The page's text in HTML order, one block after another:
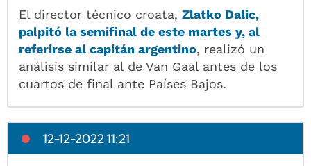
El director técnico croata,Zlatko Dalic,
palpitó la semifinal de este martes y, al
referirse al capitán argentino, realizó un
análisis similar al de Van Gaal antes de los
cuartos de final ante Países Bajos.
12-12-2022 11:21